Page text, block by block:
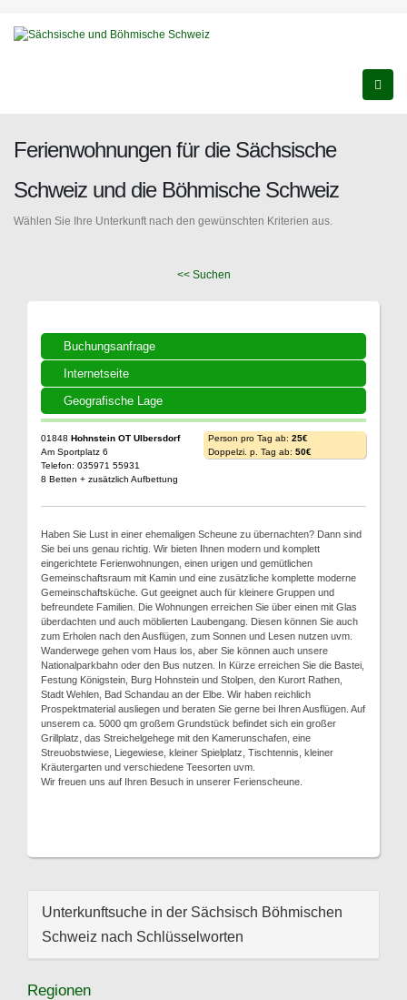
Ferienwohnungen für die Sächsische
Schweiz und die Böhmische Schweiz
Wählen Sie Ihre Unterkunft nach den gewünschten Kriterien aus.
<< Suchen
Buchungsanfrage
Internetseite
Geografische Lage
01848 Hohnstein OT Ulbersdorf
Am Sportplatz 6
Telefon: 035971 55931
8 Betten + zusätzlich Aufbettung
Person pro Tag ab: 25€
Doppelzi. p. Tag ab: 50€
Haben Sie Lust in einer ehemaligen Scheune zu übernachten? Dann sind
Sie bei uns genau richtig. Wir bieten Ihnen modern und komplett
eingerichtete Ferienwohnungen, einen urigen und gemütlichen
Gemeinschaftsraum mit Kamin und eine zusätzliche komplette moderne
Gemeinschaftsküche. Gut geeignet auch für kleinere Gruppen und
befreundete Familien. Die Wohnungen erreichen Sie über einen mit Glas
überdachten und auch möblierten Laubengang. Diesen können Sie auch
zum Erholen nach den Ausflügen, zum Sonnen und Lesen nutzen uvm.
Wanderwege gehen vom Haus los, aber Sie können auch unsere
Nationalparkbahn oder den Bus nutzen. In Kürze erreichen Sie die Bastei,
Festung Königstein, Burg Hohnstein und Stolpen, den Kurort Rathen,
Stadt Wehlen, Bad Schandau an der Elbe. Wir haben reichlich
Prospektmaterial ausliegen und beraten Sie gerne bei Ihren Ausflügen. Auf
unserem ca. 5000 qm großem Grundstück befindet sich ein großer
Grillplatz, das Streichelgehege mit den Kamerunschafen, eine
Streuobstwiese, Liegewiese, kleiner Spielplatz, Tischtennis, kleiner
Kräutergarten und verschiedene Teesorten uvm.
Wir freuen uns auf Ihren Besuch in unserer Ferienscheune.
Unterkunftsuche in der Sächsisch Böhmischen
Schweiz nach Schlüsselworten
Regionen